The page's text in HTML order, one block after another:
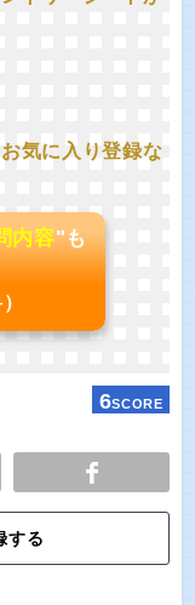
気に入り登録な
内容"も
6SCORE
する